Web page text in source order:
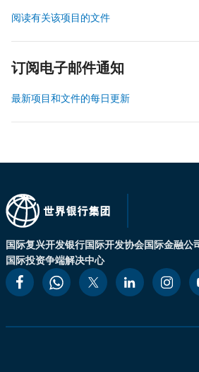
阅读有关该项目的文件
订阅电子邮件通知
最新项目和文件的每日更新
国际复兴开发银行国际开发协会国际金融公
国际投资争端解决中心